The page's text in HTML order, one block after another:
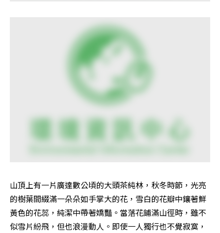
山頂上有一片廣達數公頃的大頭茶純林，秋冬時節，光亮
的樹葉間綴滿一朵朵如手掌大的花，雪白的花瓣中鑲著鮮
黃色的花蕊，純潔中帶著嬌豔。當落花鋪滿山徑時，雖不
似雪片紛飛，但也浪漫動人。即使一人獨行也不覺寂寞，